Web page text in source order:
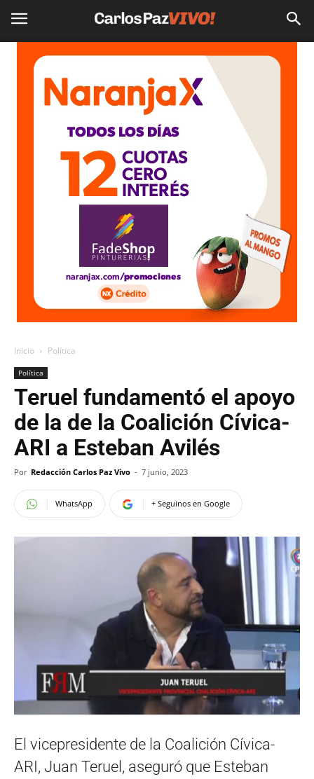
Inicio Política
Política
Teruel fundamentó el apoyo
de la de la Coalición Cívica-
ARI a Esteban Avilés
Por Redacción Carlos Paz Vivo - 7 junio, 2023
WhatsApp + Seguinos en Google
El vicepresidente de la Coalición Cívica-
ARI, Juan Teruel, aseguró que Esteban